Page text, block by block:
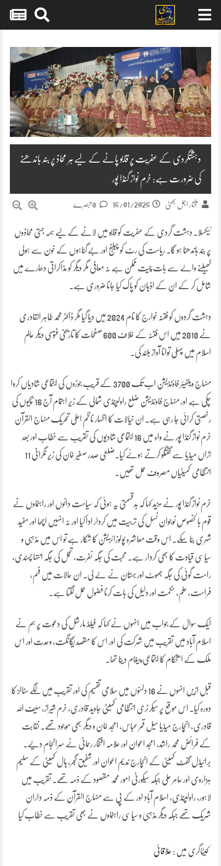
content
دہشتگردی کے عفریت پر قابو پانے کے لیے ہر محاذ پر بند باندھنے
کی ضرورت ہے: خرم نواز گنڈا پور
مختار اجمل بھٹی 16/01/2026
ٹیکسلا۔ دہشت گردی کے عفریت کو قابو میں لانے کے لیے ہمہ جہتی محاذوں
پر بند باندھنا ہو گا۔ ریاست کی رٹ کو چیلنج اور بے گناہوں کے خون سے ہولی
کھیلنے والے سے بات چیت ممکن ہے نہ معافی مگر دیگر کو مذاکراتی دھارے میں
شامل کر کے ان کے اذہان کو پاک کیا جانا ضروری ہے۔
دہشت گردوں کو فتنہ خوارج کا نام 2024 میں دیا گیا مگر ڈاکٹر محمد طاہر القادری
نے 2010 میں اس فتنہ کے خلاف 600 صفحات کا تاریخی فتوی دیکر عالم
اسلام میں پہلی توانا آواز بلند کی۔
منہاج ویلفیئر فاؤنڈیشن اب تک 3700 کے قریب جوڑوں کی اجتماعی شادیاں کروا
چکی ہے اور منہاج فاونڈیشن ضلع راولپنڈی شمالی کے زیر اہتمام آج 16 بچیوں کی
رخصتی کرائی جا رہی ہے۔ ان خیالات کا اظہار ناظم اعلی تحریک منہاج القرآن
خرم نواز گنڈا پور نے واہ میں 16 اجتماعی شادیوں کی تقریب سے خطاب اور بعد
ازاں میڈیا سے گفتگو کرتے ہوئے کیا۔ضلعی صدر صغیر خان کی زیر نگرانی 11
انتظامی کمیٹیاں مصروف عمل تھیں۔
خرم نواز گنڈا پور نے مزید کہا کہ بدقسمتی یہ ہوئی کہ سیاست دانوں اور راہنماوں نے
قوم بالخصوص نوجوان نسل کی تربیت میں کردار ادا کیا اور نہ انہیں اچھا اور مفید
شہری بنا سکے۔ اس وقت معاشرہ پولوزائزیشن کا شکار ہے تو اس میں مذہبی و
سیاسی قیادت کا بھی کردار ہے۔ محبت کی جگہ نفرت، تحمل کی جگہ انتہا پسندی،
راست گوئی کی جگہ جھوٹ اور بہتان نے لے لی۔ ان حالات میں فہم،
فراست، علم، حکمت اور دلیل کی بات کرنا فضول عمل لگتا ہے۔
ایک سوال کے جواب میں انہوں نے کہا کہ فیلڈ مارشل کی دعوت پر ہم نے
اسلام آباد میں تقریب میں شرکت کی اور اس کا مقصد یگانگت، وحدت اور اس
ملک کے استحکام کا اجتماعی پیغام دینا تھا۔
قبل ازیں انہوں نے 16 دلہنوں میں سلامی تقسیم کی اور تقریب میں لگے سٹالز کا
دورہ کیا۔ اس موقع پر سیکرٹری انتظامی کمیٹی جاوید قادری، خرم شیراز، سیف اللہ
قادری، انچارج میڈیا سیل قمر عباس، امجد خان و دیگر بھی موجود تھے۔ نقابت
کے فرائض محمد راشد، امجد اعوان اور علامہ افتخار رحمانی نے سرانجام دیے۔
برائیڈل گفٹ کمیٹی کے انچارج ندیم اعوان اور شفیق گجر، ہال کمیٹی کے سلیم
ہزاروی اور عامر علی جبکہ سیکورٹی امور محمد مقصود کے ذمہ تھے۔ تقریب میں
لاہور، راولپنڈی، اسلام آباد اور کے پی سے منہاج القرآن کے ذمہ داران
شریک تھے جبکہ دیگر مذہبی و سیاسی راہنماوں نے بھی تقریب سے خطاب کیا
کیٹاگری میں : علاقائی